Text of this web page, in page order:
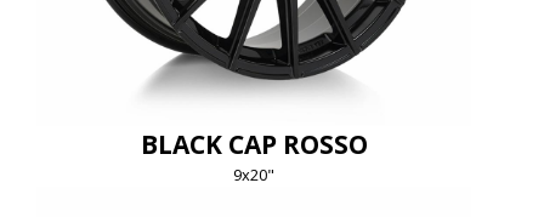
BLACK CAP ROSSO
9x20"